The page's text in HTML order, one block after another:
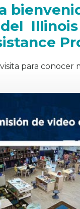
Illinois
para conocer